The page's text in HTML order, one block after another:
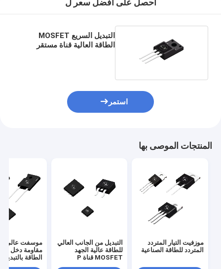
احصل على افضل سعر ل
التبديل السريع MOSFET
الطاقة العالية قناة مستقر
استمر
المنتجات الموصى بها
موزفيت التيار المتردد
المتردد للطاقة الصناعية
التبديل من الجانب العالي
للطاقة عالية الجهد
MOSFET قناة P
موسفت عالي
مقاومة دخل
الطاقة بالتبديل